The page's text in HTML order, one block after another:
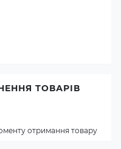
ТОВАРІВ
отримання товару